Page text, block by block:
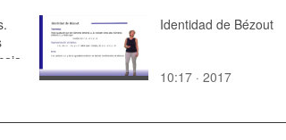
Identidad de Bézout
10:17 · 2017